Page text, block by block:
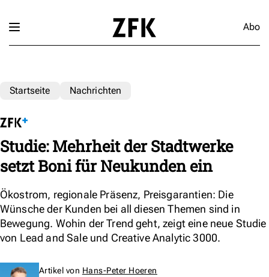
Abo
Startseite Nachrichten
Studie: Mehrheit der Stadtwerke
setzt Boni für Neukunden ein
Ökostrom, regionale Präsenz, Preisgarantien: Die
Wünsche der Kunden bei all diesen Themen sind in
Bewegung. Wohin der Trend geht, zeigt eine neue Studie
von Lead and Sale und Creative Analytic 3000.
Artikel von Hans-Peter Hoeren